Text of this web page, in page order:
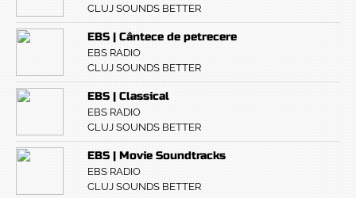
CLUJ SOUNDS BETTER
EBS | Cântece de petrecere
EBS RADIO
CLUJ SOUNDS BETTER
EBS | Classical
EBS RADIO
CLUJ SOUNDS BETTER
EBS | Movie Soundtracks
EBS RADIO
CLUJ SOUNDS BETTER